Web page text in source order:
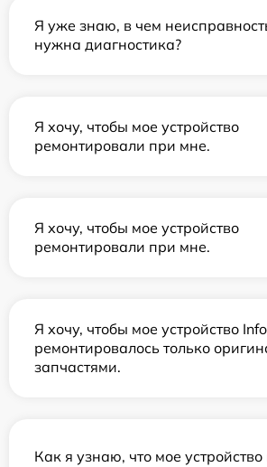
Я уже знаю, в чем
нужна диагностика?
Я хочу, чтобы мое устройство
ремонтировали при мне.
Я хочу, чтобы мое устройство
ремонтировали при мне.
Я хочу, чтобы мое устройство
ремонтировалось только
запчастями.
Как я узнаю, что мое устройство